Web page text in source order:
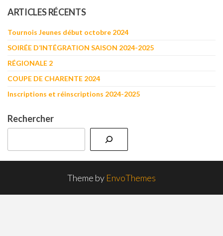
ARTICLES RÉCENTS
Tournois Jeunes début octobre 2024
SOIRÉE D’INTÉGRATION SAISON 2024-2025
RÉGIONALE 2
COUPE DE CHARENTE 2024
Inscriptions et réinscriptions 2024-2025
Rechercher
Theme by EnvoThemes